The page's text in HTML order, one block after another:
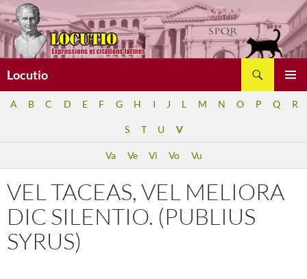
Aller
au
contenu
Locutio
A B C D E F G H I J L M N O P Q R
S T U V
Va Ve Vi Vo Vu
VEL TACEAS, VEL MELIORA
DIC SILENTIO. (PUBLIUS
SYRUS)